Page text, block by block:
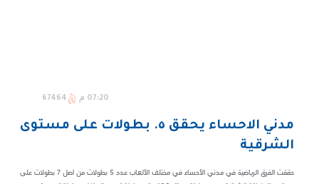
07:20 م 67464
مدني الاحساء يحقق ٥. بطولات على مستوى
الشرقية
حققت الفرق الرياضية في مدني الأحساء في مختلف الألعاب عدد ٥ بطولات من اصل ٧ بطولات على